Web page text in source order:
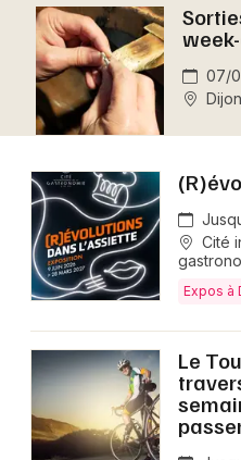
Foires & salons
Spectacles
Concerts
Sports
Soirées
Sorties famille
Expos
Sorties & loisirs
Aujourd'hui en Côte
Montpellier
Nantes
Nice
Paris
Strasbourg
Toulouse
Toutes les villes
07/
Dijon
Cité
Expos à
Le